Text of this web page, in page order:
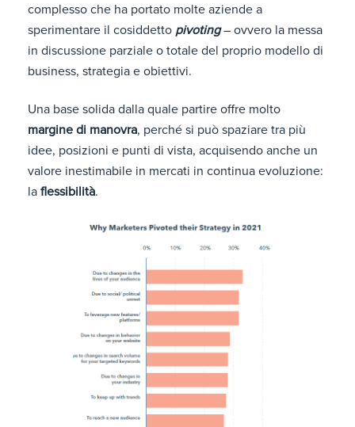
complesso che ha portato molte aziende a
sperimentare il cosiddetto pivoting – ovvero la messa
in discussione parziale o totale del proprio modello di
business, strategia e obiettivi.
Una base solida dalla quale partire offre molto
margine di manovra, perché si può spaziare tra più
idee, posizioni e punti di vista, acquisendo anche un
valore inestimabile in mercati in continua evoluzione:
la flessibilità.